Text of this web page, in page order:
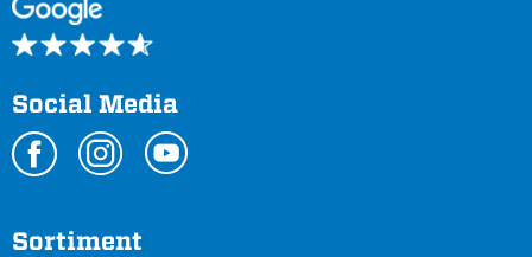
Social Media
Sortiment